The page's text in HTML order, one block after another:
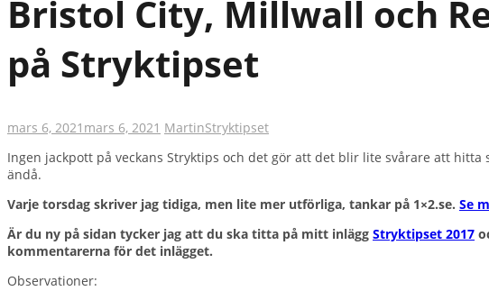
Bristol City, Millwall och
på Stryktipset
mars 6, 2021 mars 6, 2021 MartinStryktipset
Ingen jackpott på veckans Stryktips och det gör att det blir lite svårare att
ändå.
Varje torsdag skriver jag tidiga, men lite mer utförliga, tankar på 1×2.se. Se
Är du ny på sidan tycker jag att du ska titta på mitt inlägg Stryktipset 2017
kommentarerna för det inlägget.
Observationer: